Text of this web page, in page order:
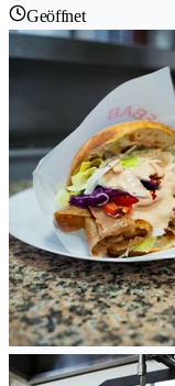
Geöffnet